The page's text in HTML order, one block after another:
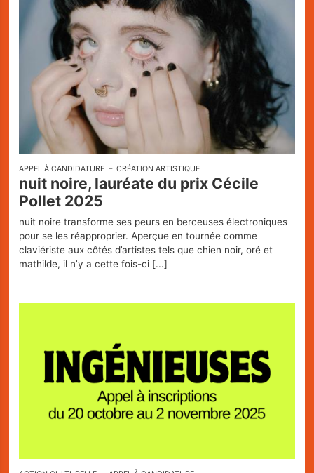
APPEL À CANDIDATURE CRÉATION ARTISTIQUE
nuit noire, lauréate du prix Cécile
Pollet 2025
nuit noire transforme ses peurs en berceuses électroniques
pour se les réapproprier. Aperçue en tournée comme
claviériste aux côtés d’artistes tels que chien noir, oré et
mathilde, il n’y a cette fois-ci [...]